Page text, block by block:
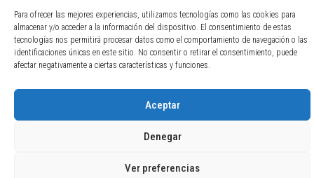
Para ofrecer las mejores experiencias, utilizamos tecnologías como las cookies para
almacenar y/o acceder a la información del dispositivo. El consentimiento de estas
tecnologías nos permitirá procesar datos como el comportamiento de navegación o las
identificaciones únicas en este sitio. No consentir o retirar el consentimiento, puede
afectar negativamente a ciertas características y funciones.
Aceptar
Denegar
Ver preferencias
info@amparozacares.com
Cookies Privacidad